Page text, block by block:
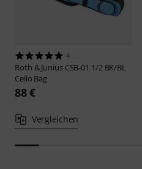
4
Roth & Junius CSB-01 1/2 BK/BL
Cello Bag
88 €
Vergleichen